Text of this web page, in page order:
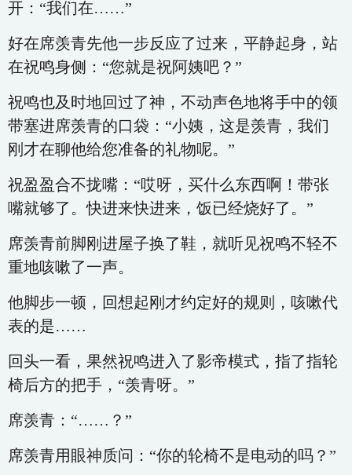
开：“我们在……”
好在席羡青先他一步反应了过来，平静起身，站
在祝鸣身侧：“您就是祝阿姨吧？”
祝鸣也及时地回过了神，不动声色地将手中的领
带塞进席羡青的口袋：“小姨，这是羡青，我们
刚才在聊他给您准备的礼物呢。”
祝盈盈合不拢嘴：“哎呀，买什么东西啊！带张
嘴就够了。快进来快进来，饭已经烧好了。”
席羡青前脚刚进屋子换了鞋，就听见祝鸣不轻不
重地咳嗽了一声。
他脚步一顿，回想起刚才约定好的规则，咳嗽代
表的是……
回头一看，果然祝鸣进入了影帝模式，指了指轮
椅后方的把手，“羡青呀。”
席羡青：“……？”
席羡青用眼神质问：“你的轮椅不是电动的吗？”